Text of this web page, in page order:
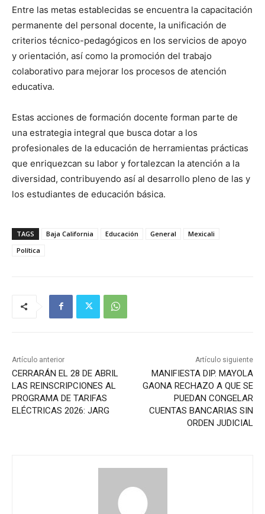
Entre las metas establecidas se encuentra la capacitación
permanente del personal docente, la unificación de
criterios técnico-pedagógicos en los servicios de apoyo
y orientación, así como la promoción del trabajo
colaborativo para mejorar los procesos de atención
educativa.
Estas acciones de formación docente forman parte de
una estrategia integral que busca dotar a los
profesionales de la educación de herramientas prácticas
que enriquezcan su labor y fortalezcan la atención a la
diversidad, contribuyendo así al desarrollo pleno de las y
los estudiantes de educación básica.
TAGS Baja California Educación General
Mexicali
Política
Artículo anterior
CERRARÁN EL 28 DE ABRIL
LAS REINSCRIPCIONES AL
PROGRAMA DE TARIFAS
ELÉCTRICAS 2026: JARG
Artículo siguiente
MANIFIESTA DIP. MAYOLA
GAONA RECHAZO A QUE SE
PUEDAN CONGELAR
CUENTAS BANCARIAS SIN
ORDEN JUDICIAL